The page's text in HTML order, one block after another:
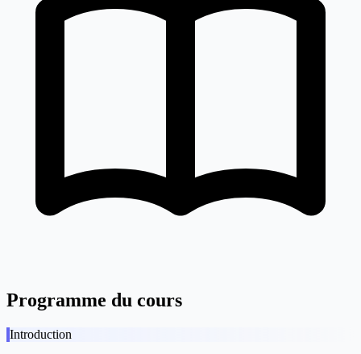
Programme du cours
Introduction